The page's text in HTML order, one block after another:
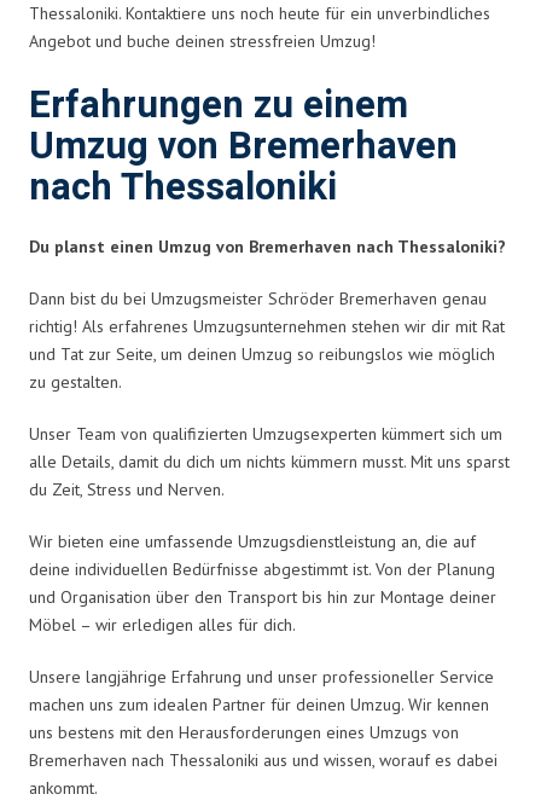
Thessaloniki. Kontaktiere uns noch heute für ein unverbindliches
Angebot und buche deinen stressfreien Umzug!
Erfahrungen zu einem
Umzug von Bremerhaven
nach Thessaloniki
Du planst einen Umzug von Bremerhaven nach Thessaloniki?
Dann bist du bei Umzugsmeister Schröder Bremerhaven genau
richtig! Als erfahrenes Umzugsunternehmen stehen wir dir mit Rat
und Tat zur Seite, um deinen Umzug so reibungslos wie möglich
zu gestalten.
Unser Team von qualifizierten Umzugsexperten kümmert sich um
alle Details, damit du dich um nichts kümmern musst. Mit uns sparst
du Zeit, Stress und Nerven.
Wir bieten eine umfassende Umzugsdienstleistung an, die auf
deine individuellen Bedürfnisse abgestimmt ist. Von der Planung
und Organisation über den Transport bis hin zur Montage deiner
Möbel – wir erledigen alles für dich.
Unsere langjährige Erfahrung und unser professioneller Service
machen uns zum idealen Partner für deinen Umzug. Wir kennen
uns bestens mit den Herausforderungen eines Umzugs von
Bremerhaven nach Thessaloniki aus und wissen, worauf es dabei
ankommt.